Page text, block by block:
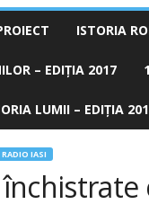
ISTORIA
– EDIȚIA 2017
LUMII – EDIȚIA
RADIO IASI